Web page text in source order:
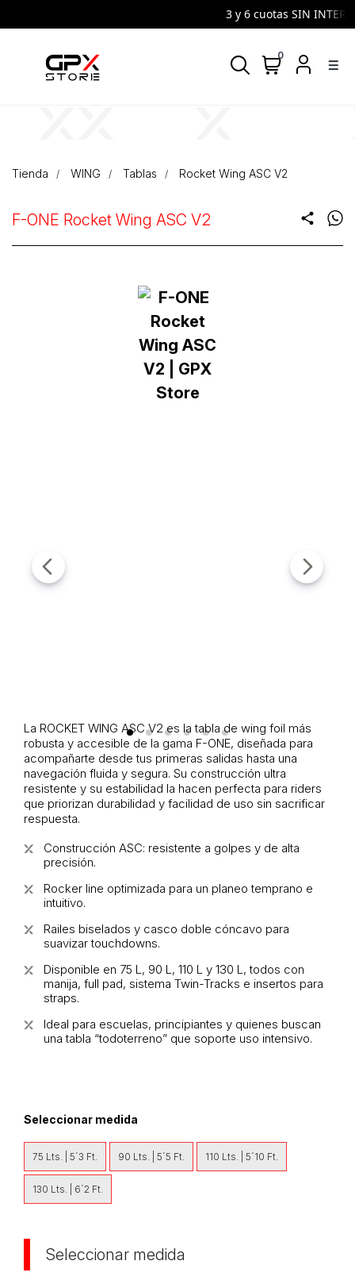
3 y 6 cuotas SIN INTERES
density_medium
0
Tienda WING Tablas Rocket Wing ASC V2
F-ONE Rocket Wing ASC V2 share
La ROCKET WING ASC V2 es la tabla de wing foil más
robusta y accesible de la gama F-ONE, diseñada para
acompañarte desde tus primeras salidas hasta una
navegación fluida y segura. Su construcción ultra
resistente y su estabilidad la hacen perfecta para riders
que priorizan durabilidad y facilidad de uso sin sacrificar
respuesta.
Construcción ASC: resistente a golpes y de alta
precisión.
Rocker line optimizada para un planeo temprano e
intuitivo.
Railes biselados y casco doble cóncavo para
suavizar touchdowns.
Disponible en 75 L, 90 L, 110 L y 130 L, todos con
manija, full pad, sistema Twin-Tracks e insertos para
straps.
Ideal para escuelas, principiantes y quienes buscan
una tabla “todoterreno” que soporte uso intensivo.
Seleccionar medida
75 Lts. | 5´3 Ft. 90 Lts. | 5´5 Ft. 110 Lts. | 5´10 Ft.
130 Lts. | 6´2 Ft.
Seleccionar medida